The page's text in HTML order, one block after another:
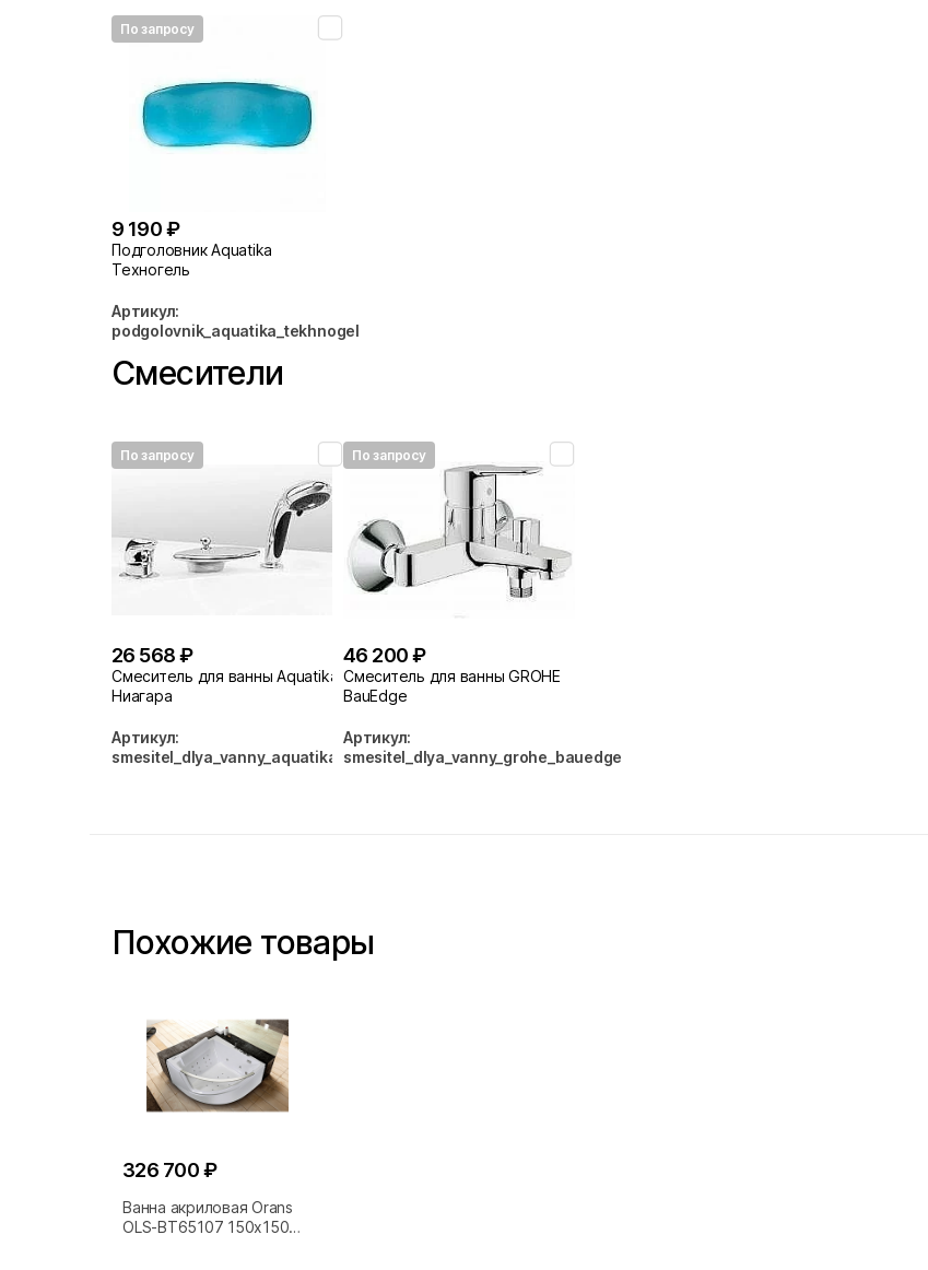
По запросу
9 190 ₽
Подголовник Aquatika
Техногель
Артикул:
podgolovnik_aquatika_tekhnogel
Смесители
По запросу
26 568 ₽
Смеситель для ванны Aquatika
Ниагара
Артикул:
smesitel_dlya_vanny_aquatika_niagara
По запросу
46 200 ₽
Смеситель для ванны GROHE
BauEdge
Артикул:
smesitel_dlya_vanny_grohe_bauedge
Похожие товары
326 700 ₽
Ванна акриловая Orans
OLS-BT65107 150х150